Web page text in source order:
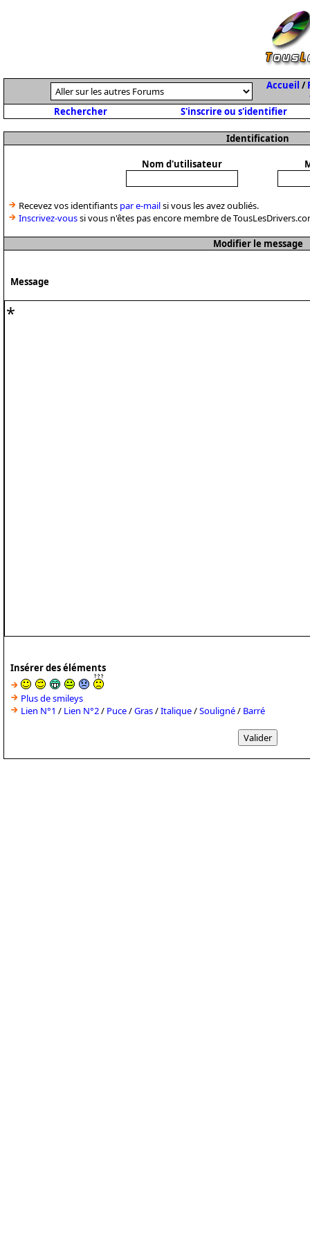
Accueil /
Rechercher
S'inscrire ou s'identifier
Identification
Nom d'utilisateur
Recevez vos identifiants par e-mailsi vous les avez oubliés.
Inscrivez-voussi vous n'êtes pas encore membre de
Modifier le message
Message
Insérer des éléments
Plus de smileys
Lien N°1 / Lien N°2/ Puce/Gras/Italique/Souligné/ Barré